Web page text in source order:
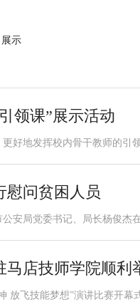
示
领课”展示活动
好地发挥校内骨干教师的引
慰问贫困人员
安局党委书记、局长杨俊杰
马店技师学院顺利
放飞技能梦想”演讲比赛开幕